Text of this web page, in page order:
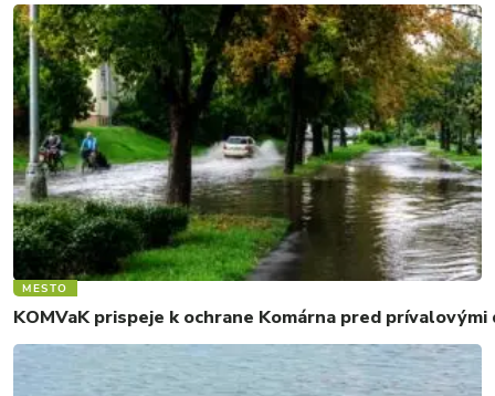
MESTO
KOMVaK prispeje k ochrane Komárna pred